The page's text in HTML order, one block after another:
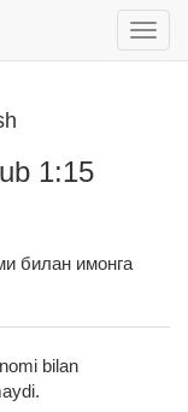
меню
1:15
билан имонга
bilan